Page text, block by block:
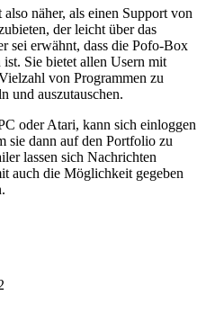
näher, als einen Support von
der leicht über das
sei erwähnt, dass die Pofo-Box
ist. Sie bietet allen Usern mit
von Programmen zu
und auszutauschen.
oder Atari, kann sich einloggen
sie dann auf den Portfolio zu
lassen sich Nachrichten
auch die Möglichkeit gegeben